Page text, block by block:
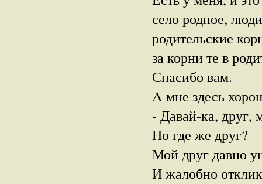
село родное,
родительские
за корни те в
Спасибо вам.
A мне здесь
- Давай-ка, друг,
Но где же друг?
Мой друг давно
И жалобно